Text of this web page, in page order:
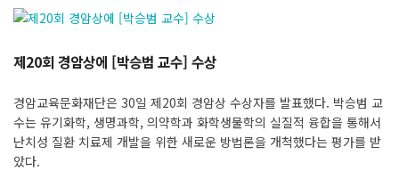
제20회 경암상에 [박승범 교수] 수상
경암교육문화재단은 30일 제20회 경암상 수상자를 발표했다. 박승범 교
수는 유기화학, 생명과학, 의약학과 화학생물학의 실질적 융합을 통해서
난치성 질환 치료제 개발을 위한 새로운 방법론을 개척했다는 평가를 받
았다.